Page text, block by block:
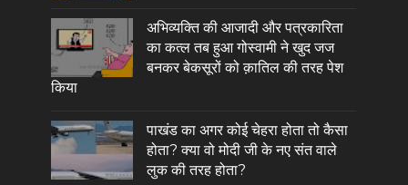
अभिव्यक्ति की आजादी और पत्रकारिता
का कत्ल तब हुआ गोस्वामी ने खुद जज
बनकर बेकसूरों को क़ातिल की तरह पेश
किया
पाखंड का अगर कोई चेहरा होता तो कैसा
होता? क्या वो मोदी जी के नए संत वाले
लुक की तरह होता?